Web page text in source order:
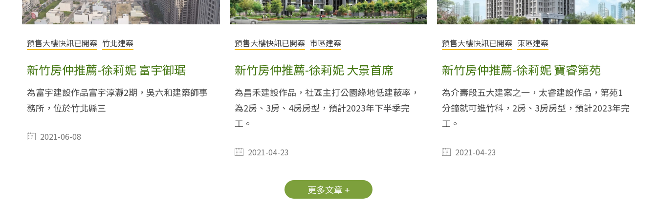
預售大樓快訊已開案 竹北建案
新竹房仲推薦-徐莉妮 富宇御琚
為富宇建設作品富宇淳瀞2期，吳六和建築師事
務所，位於竹北縣三
2021-06-08
預售大樓快訊已開案 市區建案
新竹房仲推薦-徐莉妮 大景首席
為昌禾建設作品，社區主打公園綠地低建蔽率，
為2房、3房、4房房型，預計2023年下半季完
工。
2021-04-23
預售大樓快訊已開案 東區建案
新竹房仲推薦-徐莉妮 寶睿第苑
為介壽段五大建案之一，太睿建設作品，第苑1
分鐘就可進竹科，2房、3房房型，預計2023年完
工。
2021-04-23
更多文章 +